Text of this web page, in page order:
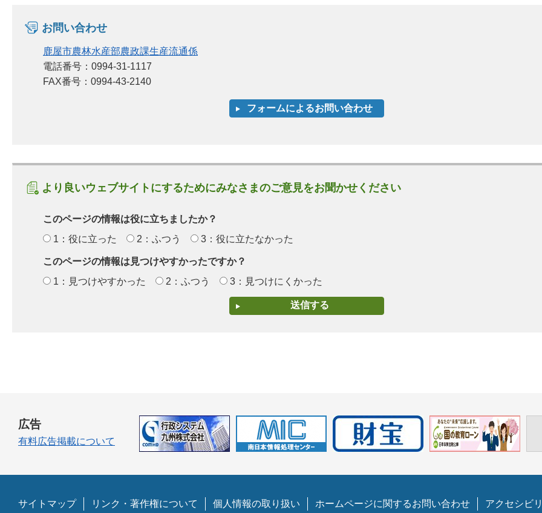
お問い合わせ
鹿屋市農林水産部農政課生産流通係
電話番号：0994-31-1117
FAX番号：0994-43-2140
より良いウェブサイトにするためにみなさまのご意見をお聞かせください
このページの情報は役に立ちましたか？
1：役に立った
2：ふつう 3：役に立たなかった
このページの情報は見つけやすかったですか？
1：見つけやすかった
2：ふつう 3：見つけにくかった
広告
有料広告掲載について
サイトマップ リンク・著作権について 個人情報の取り扱い ホームページに関するお問い合わせ アクセシビ